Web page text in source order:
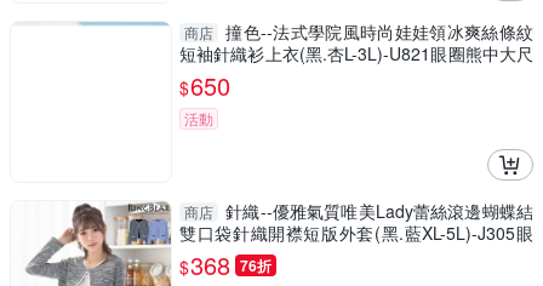
商店 撞色--法式學院風時尚娃娃領冰爽絲條紋
短袖針織衫上衣(黑.杏L-3L)-U821眼圈熊中大尺
碼
$650
活動
商店 針織--優雅氣質唯美Lady蕾絲滾邊蝴蝶結
雙口袋針織開襟短版外套(黑.藍XL-5L)-J305眼
圈熊中大尺碼
$368 76折